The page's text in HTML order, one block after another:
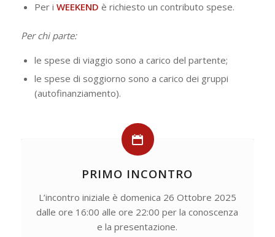
Per i WEEKEND è richiesto un contributo spese.
Per chi parte:
le spese di viaggio sono a carico del partente;
le spese di soggiorno sono a carico dei gruppi
(autofinanziamento).
PRIMO INCONTRO
L’incontro iniziale è domenica 26 Ottobre 2025
dalle ore 16:00 alle ore 22:00 per la conoscenza
e la presentazione.